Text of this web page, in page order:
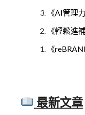
《AI管理
《輕鬆進
《
最新文章